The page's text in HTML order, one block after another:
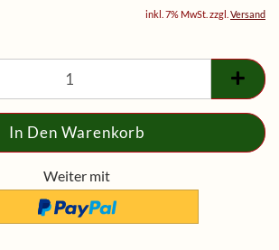
inkl. 7% MwSt. zzgl. Versand
Weiter mit